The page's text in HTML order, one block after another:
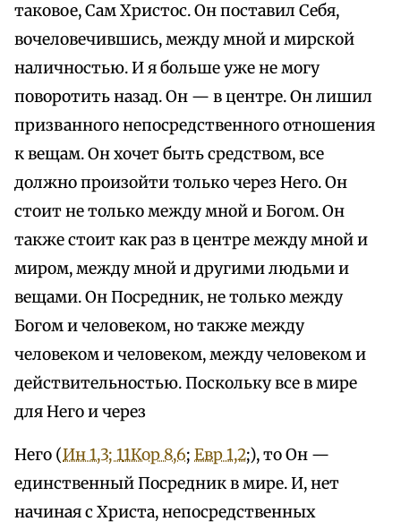
таковое, Сам Христос. Он поставил Себя,
вочеловечившись, между мной и мирской
наличностью. И я больше уже не могу
поворотить назад. Он — в центре. Он лишил
призванного непосредственного отношения
к вещам. Он хочет быть средством, все
должно произойти только через Него. Он
стоит не только между мной и Богом. Он
также стоит как раз в центре между мной и
миром, между мной и другими людьми и
вещами. Он Посредник, не только между
Богом и человеком, но также между
человеком и человеком, между человеком и
действительностью. Поскольку все в мире
для Него и через
Него (Ин 1,3; 11Кор 8,6; Евр 1,2;), то Он —
единственный Посредник в мире. И, нет
начиная с Христа, непосредственных